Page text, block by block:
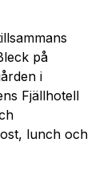
på
i
Fjällhotell
lunch och